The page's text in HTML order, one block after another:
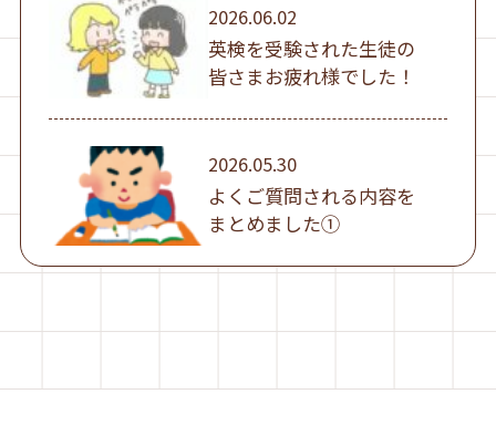
2026.06.02
英検を受験された生徒の
皆さまお疲れ様でした！
2026.05.30
よくご質問される内容を
まとめました①